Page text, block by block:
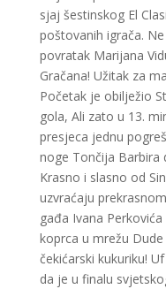
sjaj šestinskog El
poštovanih igrača.
povratak Marijana
Gračana! Užitak za
Početak je obilježio
gola, Ali zato u 13.
presjeca jednu
noge Tončija Barbira
Krasno i slasno od
uzvraćaju
gađa Ivana
koprca u mrežu
čekićarski kukuriku!
da je u finalu